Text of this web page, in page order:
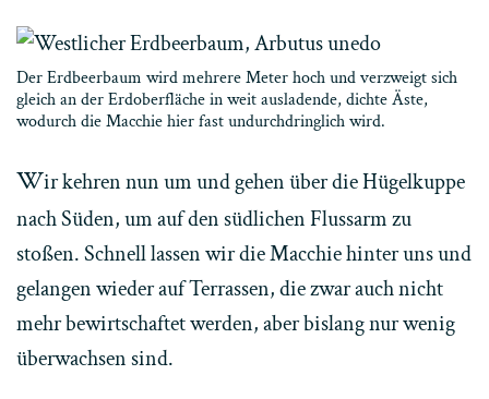
Der Erdbeerbaum wird mehrere Meter hoch und verzweigt sich
gleich an der Erdoberfläche in weit ausladende, dichte Äste,
wodurch die Macchie hier fast undurchdringlich wird.
Wir kehren nun um und gehen über die Hügelkuppe
nach Süden, um auf den südlichen Flussarm zu
stoßen. Schnell lassen wir die Macchie hinter uns und
gelangen wieder auf Terrassen, die zwar auch nicht
mehr bewirtschaftet werden, aber bislang nur wenig
überwachsen sind.